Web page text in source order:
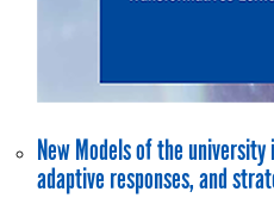
New Models of the
adaptive responses, and